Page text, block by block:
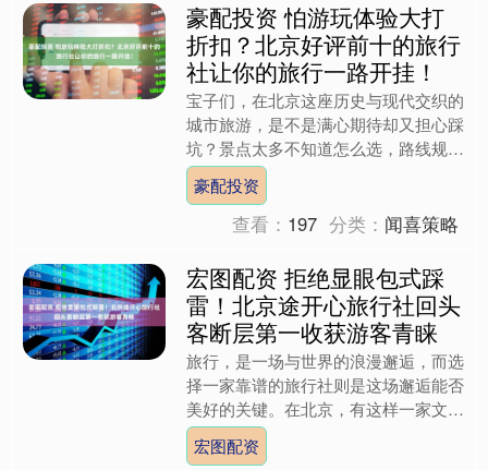
豪配投资 怕游玩体验大打
折扣？北京好评前十的旅行
社让你的旅行一路开挂！
宝子们，在北京这座历史与现代交织的
城市旅游，是不是满心期待却又担心踩
坑？景点太多不知道怎么选，路线规划
得乱七八糟，游玩体验大打折扣？别
慌！今天就给大家盘点北京好....
豪配投资
查看： 197 分类： 闻喜策略
宏图配资 拒绝显眼包式踩
雷！北京途开心旅行社回头
客断层第一收获游客青睐
旅行，是一场与世界的浪漫邂逅，而选
择一家靠谱的旅行社则是这场邂逅能否
美好的关键。在北京，有这样一家文化
旅游公司——北京途开心文化旅游，它
凭借独特的魅力收获了众多....
宏图配资